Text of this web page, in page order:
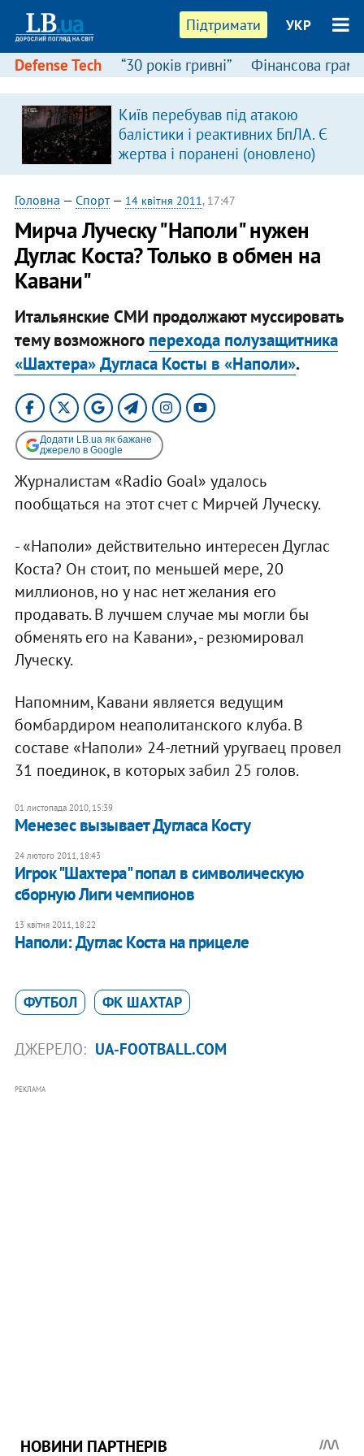
Підтримати УКР
Defense Tech “30 років гривні” Фінансова
Київ перебував під атакою
балістики і реактивних БпЛА. Є
жертва і поранені (оновлено)
Головна — Спорт— 14 квітня 2011, 17:47
Мирча Луческу "Наполи" нужен
Дуглас Коста? Только в обмен на
Кавани"
Итальянские СМИ продолжают муссировать
тему возможного перехода полузащитника
«Шахтера» Дугласа Косты в «Наполи».
Додати LB.ua як бажане
джерело в Google
Журналистам «Radio Goal» удалось
пообщаться на этот счет с Мирчей Луческу.
- «Наполи» действительно интересен Дуглас
Коста? Он стоит, по меньшей мере, 20
миллионов, но у нас нет желания его
продавать. В лучшем случае мы могли бы
обменять его на Кавани», - резюмировал
Луческу.
Напомним, Кавани является ведущим
бомбардиром неаполитанского клуба. В
составе «Наполи» 24-летний уругваец провел
31 поединок, в которых забил 25 голов.
01 листопада 2010, 15:39
Менезес вызывает Дугласа Косту
24 лютого 2011, 18:43
Игрок "Шахтера" попал в символическую
сборную Лиги чемпионов
13 квітня 2011, 18:22
Наполи: Дуглас Коста на прицеле
ФУТБОЛ ФК ШАХТАР
ДЖЕРЕЛО: UA-FOOTBALL.COM
РЕКЛАМА